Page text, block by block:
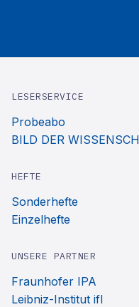
LESERSERVICE
Probeabo
BILD DER
HEFTE
Sonderhefte
Einzelhefte
UNSERE PARTNER
Fraunhofer IPA
Leibniz-Institut ifl